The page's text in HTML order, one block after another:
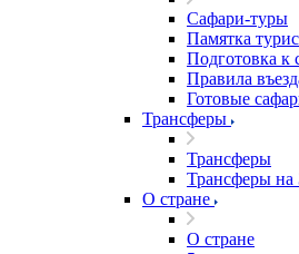
Сафари-туры
Памятка
Подготовка к
Правила
Готовые
Трансферы
Трансферы
Трансферы на
О стране
О стране